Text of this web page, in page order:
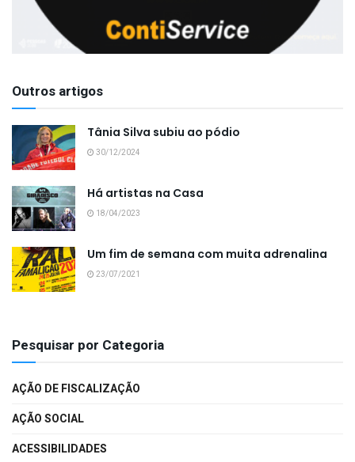
Outros artigos
Tânia Silva subiu ao pódio
30/12/2024
Há artistas na Casa
18/04/2023
Um fim de semana com muita adrenalina
23/07/2021
Pesquisar por Categoria
AÇÃO DE FISCALIZAÇÃO
AÇÃO SOCIAL
ACESSIBILIDADES